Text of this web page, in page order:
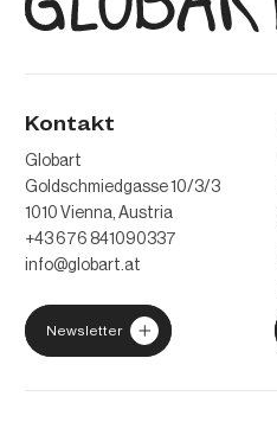
Kontakt
Globart
Goldschmiedgasse 10/3/3
1010 Vienna, Austria
+43 676 841090337
info@globart.at
Newsletter